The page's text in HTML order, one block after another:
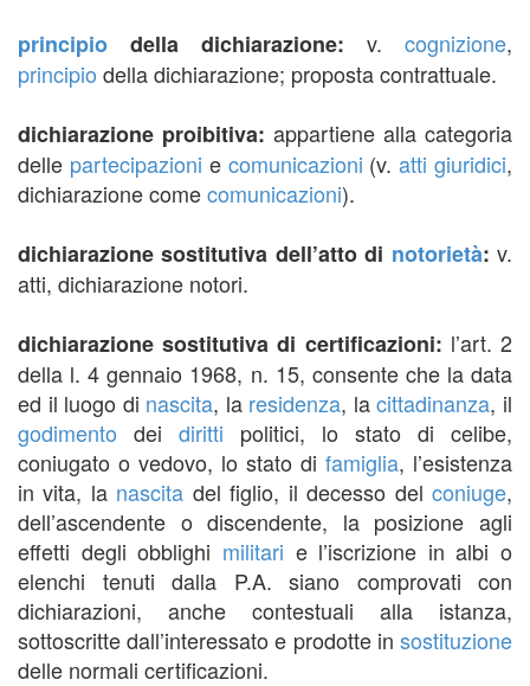
principio della dichiarazione: v. cognizione,
principio della dichiarazione; proposta contrattuale.
dichiarazione proibitiva: appartiene alla categoria
delle partecipazioni e comunicazioni (v.atti giuridici,
dichiarazione comecomunicazioni).
dichiarazione sostitutiva dell’atto di notorietà:v.
atti, dichiarazione notori.
dichiarazione sostitutiva di certificazioni: l’art. 2
della l. 4 gennaio 1968, n. 15, consente che la data
ed il luogo di nascita, la residenza, lacittadinanza, il
godimento dei diritti politici, lo stato di celibe,
coniugato o vedovo, lo stato di famiglia, l’esistenza
in vita, la nascita del figlio, il decesso delconiuge,
dell’ascendente o discendente, la posizione agli
effetti degli obblighi militari e l’iscrizione in albi o
elenchi tenuti dalla P.A. siano comprovati con
dichiarazioni, anche contestuali alla istanza,
sottoscritte dall’interessato e prodotte in sostituzione
delle normali certificazioni.